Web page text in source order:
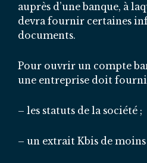
auprès d’une banque, à
devra fournir certaines
documents.
Pour ouvrir un compte
une entreprise doit
– les statuts de la société ;
– un extrait Kbis de